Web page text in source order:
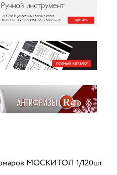
МОСКИТОЛ 1/120шт